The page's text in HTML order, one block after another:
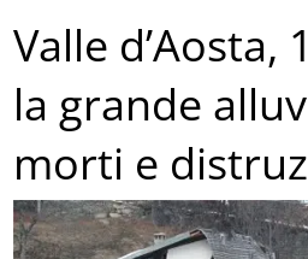
Valle d’Aosta,
la grande
morti e